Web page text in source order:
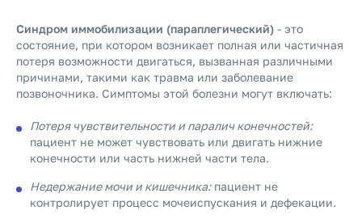
Синдром иммобилизации (параплегический) - это
состояние, при котором возникает полная или частичная
потеря возможности двигаться, вызванная различными
причинами, такими как травма или заболевание
позвоночника. Симптомы этой болезни могут включать:
Потеря чувствительности и паралич конечностей:
пациент не может чувствовать или двигать нижние
конечности или часть нижней части тела.
Недержание мочи и кишечника:пациент не
контролирует процесс мочеиспускания и дефекации.